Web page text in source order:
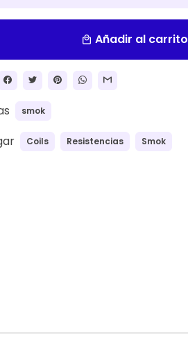
local_mall Añadir al carrito
smok
Coils Resistencias Smok